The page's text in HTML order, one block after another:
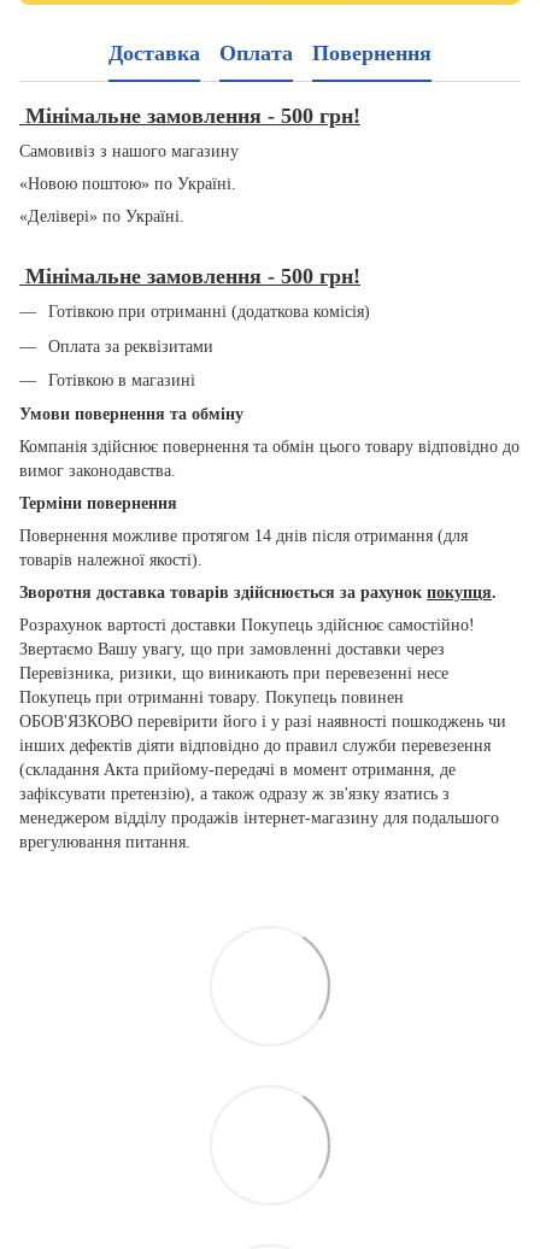
Доставка Оплата Повернення
Мінімальне замовлення - 500 грн!
Самовивіз з нашого магазину
«Новою поштою» по Україні.
«Делівері» по Україні.
Мінімальне замовлення - 500 грн!
Готівкою при отриманні (додаткова комісія)
Оплата за реквізитами
Готівкою в магазині
Умови повернення та обміну
Компанія здійснює повернення та обмін цього товару відповідно до
вимог законодавства.
Терміни повернення
Повернення можливе протягом 14 днів після отримання (для
товарів належної якості).
Зворотня доставка товарів здійснюється за рахунок покупця.
Розрахунок вартості доставки Покупець здійснює самостійно!
Звертаємо Вашу увагу, що при замовленні доставки через
Перевізника, ризики, що виникають при перевезенні несе
Покупець при отриманні товару. Покупець повинен
ОБОВ'ЯЗКОВО перевірити його і у разі наявності пошкоджень чи
інших дефектів діяти відповідно до правил служби перевезення
(складання Акта прийому-передачі в момент отримання, де
зафіксувати претензію), а також одразу ж зв'язку язатись з
менеджером відділу продажів інтернет-магазину для подальшого
врегулювання питання.